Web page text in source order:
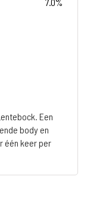
Een
body en
één keer per